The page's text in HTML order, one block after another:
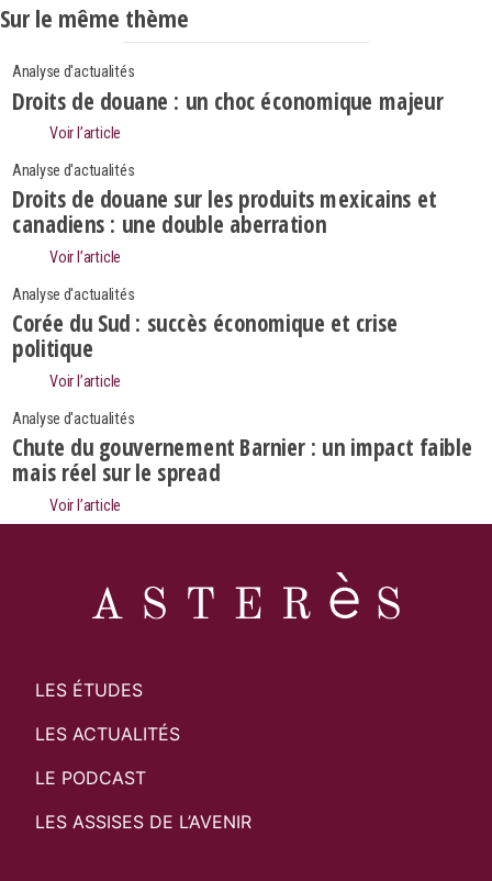
Sur le même thème
Analyse d'actualités
Droits de douane : un choc économique majeur
Voir l’article
Analyse d'actualités
Droits de douane sur les produits mexicains et
canadiens : une double aberration
Voir l’article
Analyse d'actualités
Corée du Sud : succès économique et crise
politique
Voir l’article
Analyse d'actualités
Chute du gouvernement Barnier : un impact faible
mais réel sur le spread
Voir l’article
LES ÉTUDES
LES ACTUALITÉS
LE PODCAST
LES ASSISES DE L’AVENIR
Search